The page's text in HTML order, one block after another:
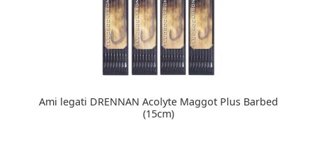
Ami legati DRENNAN Acolyte Maggot Plus Barbed
(15cm)